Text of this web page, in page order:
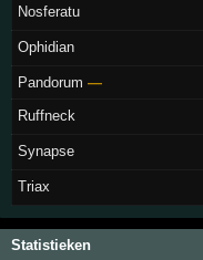
Nosferatu
Ophidian
Pandorum —
Ruffneck
Synapse
Triax
Statistieken